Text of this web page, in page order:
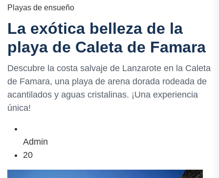
Playas de ensueño
La exótica belleza de la
playa de Caleta de Famara
Descubre la costa salvaje de Lanzarote en la Caleta
de Famara, una playa de arena dorada rodeada de
acantilados y aguas cristalinas. ¡Una experiencia
única!
Admin
20